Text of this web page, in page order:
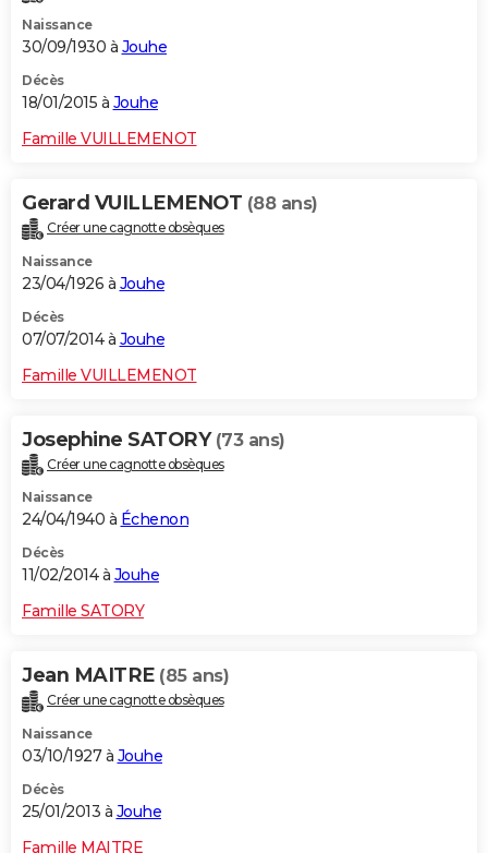
Naissance
30/09/1930 à Jouhe
Décès
18/01/2015 à Jouhe
Famille VUILLEMENOT
Gerard VUILLEMENOT (88 ans)
Créer une cagnotte obsèques
Naissance
23/04/1926 à Jouhe
Décès
07/07/2014 à Jouhe
Famille VUILLEMENOT
Josephine SATORY (73 ans)
Créer une cagnotte obsèques
Naissance
24/04/1940 à Échenon
Décès
11/02/2014 à Jouhe
Famille SATORY
Jean MAITRE (85 ans)
Créer une cagnotte obsèques
Naissance
03/10/1927 à Jouhe
Décès
25/01/2013 à Jouhe
Famille MAITRE